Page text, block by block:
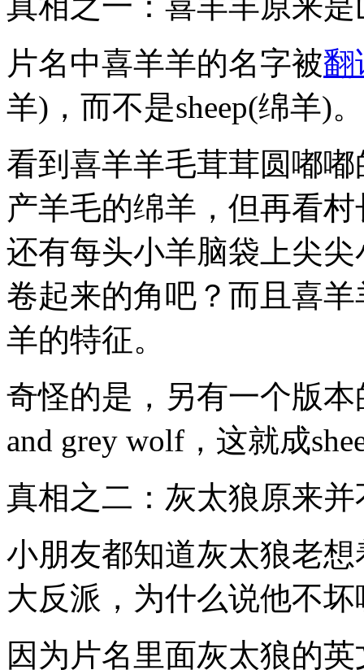
片名中喜羊羊的名字被翻
羊)，而不是sheep(绵羊)。
看到喜羊羊毛茸茸圆嘟
产羊毛的绵羊，但再看
还有每头小羊脑袋上尖
卷起来的角吧？而且喜
羊的特征。
奇怪的是，另有一个版本
and grey wolf，这就成
真相之二：灰太狼原来并
小朋友都知道灰太狼老
大反派，为什么说他不坏
因为片名里面灰太狼的